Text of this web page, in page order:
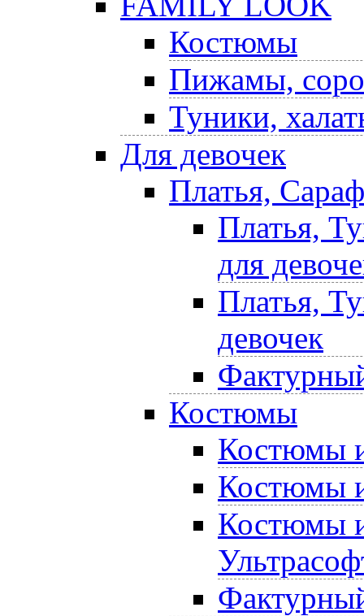
Костюмы
Пижамы,
Туники,
Для девочек
Платья,
Платья,
для
Платья,
девочек
Костюмы
Костюмы
Костюмы
Костюмы